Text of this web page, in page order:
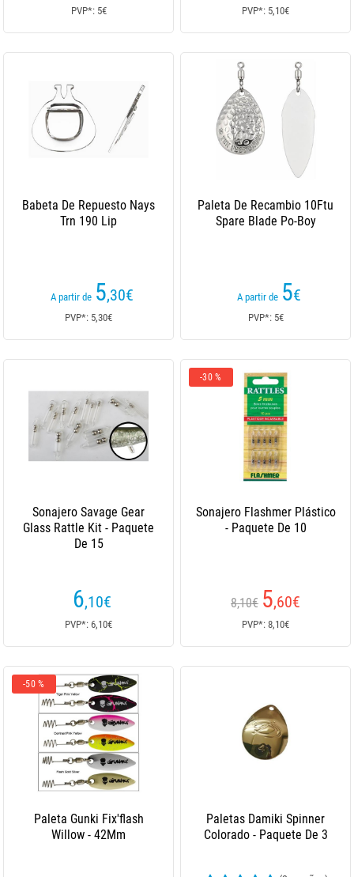
PVP*: 5€ PVP*: 5,10€
Babeta De Repuesto Nays
Trn 190 Lip
A partir de 5,30€
PVP*: 5,30€
Paleta De Recambio 10Ftu
Spare Blade Po-Boy
A partir de 5€
PVP*: 5€
Sonajero Savage Gear
Glass Rattle Kit - Paquete
De 15
6,10€
PVP*: 6,10€
-30 %
Sonajero Flashmer Plástico
- Paquete De 10
8,10€ 5,60€
PVP*: 8,10€
-50 %
Paleta Gunki Fix'flash
Willow - 42Mm
Paletas Damiki Spinner
Colorado - Paquete De 3